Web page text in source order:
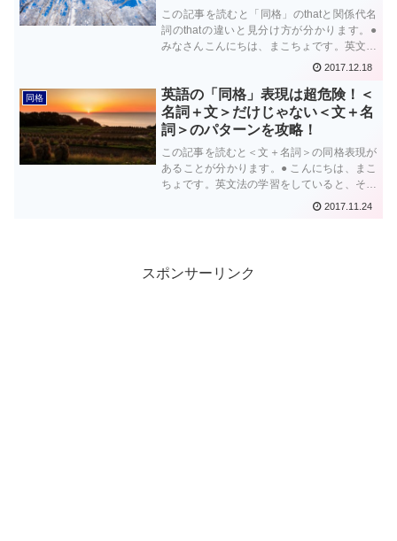
この記事を読むと「同格」のthatと関係代名
詞のthatの違いと見分け方が分かります。●
みなさんこんにちは、まこちょです。英文を
読んでいると文中のthatに下線部が引かれ
い」なんていう問題が...
2017.12.18
同格
英語の「同格」表現は超危険！＜
名詞＋文＞だけじゃない＜文＋名
詞＞のパターンを攻略！
この記事を読むと＜文＋名詞＞の同格表現が
あることが分かります。● こんにちは、まこ
ちょです。英文法の学習をしていると、その
単元のなかに「同格」という項目があるのは
2017.11.24
スポンサーリンク